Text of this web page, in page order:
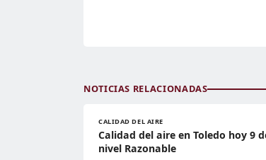
NOTICIAS RELACIONADAS
CALIDAD DEL AIRE
Calidad del aire en Toledo hoy 9
nivel Razonable